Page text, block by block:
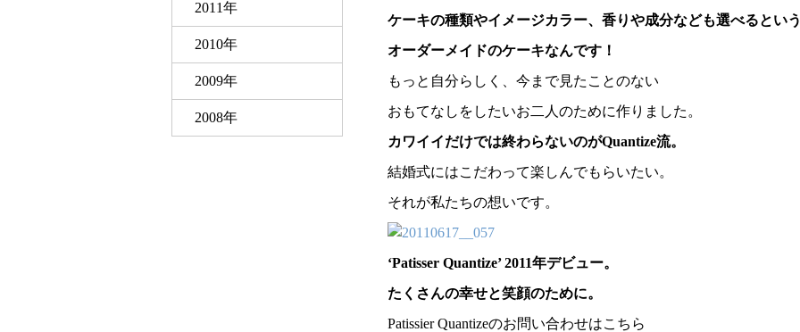
ケーキの種類やイメージカラー、香りや成分なども選べるという
オーダーメイドのケーキなんです！
もっと自分らしく、今まで見たことのない
おもてなしをしたいお二人のために作りました。
カワイイだけでは終わらないのがQuantize流。
結婚式にはこだわって楽しんでもらいたい。
それが私たちの想いです。
‘Patisser Quantize’ 2011年デビュー。
たくさんの幸せと笑顔のために。
Patissier Quantizeのお問い合わせはこちら
2011年
2010年
2009年
2008年